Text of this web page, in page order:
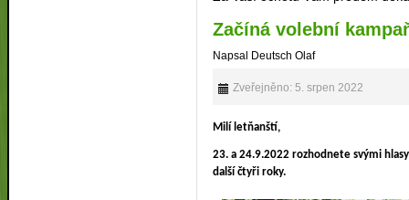
Začíná volební
Napsal Deutsch Olaf
Zveřejněno: 5. srpen 2022
Milí letňanští,
23. a 24.9.2022 rozhodnete svými
další čtyři roky.